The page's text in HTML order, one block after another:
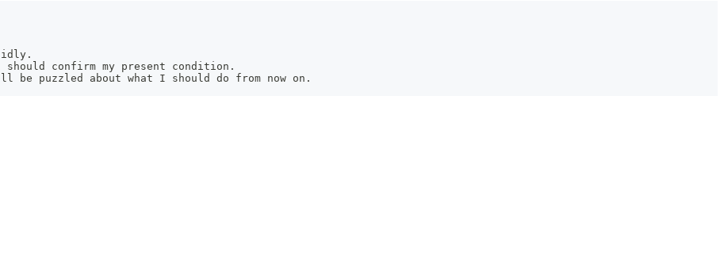
idly.
confirm my present condition.
puzzled about what I should do from now on.